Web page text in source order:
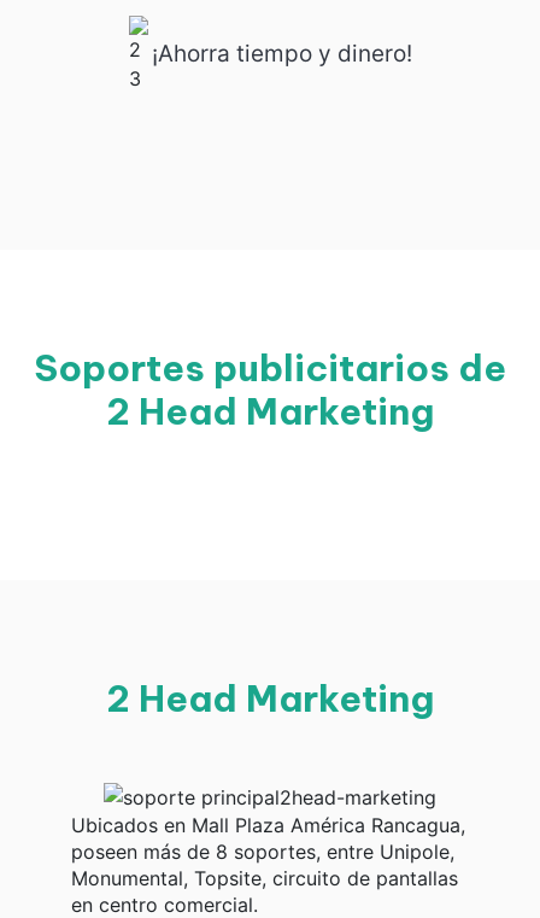
¡Ahorra tiempo y dinero!
Soportes publicitarios de
2 Head Marketing
2 Head Marketing
Ubicados en Mall Plaza América Rancagua,
poseen más de 8 soportes, entre Unipole,
Monumental, Topsite, circuito de pantallas
en centro comercial.